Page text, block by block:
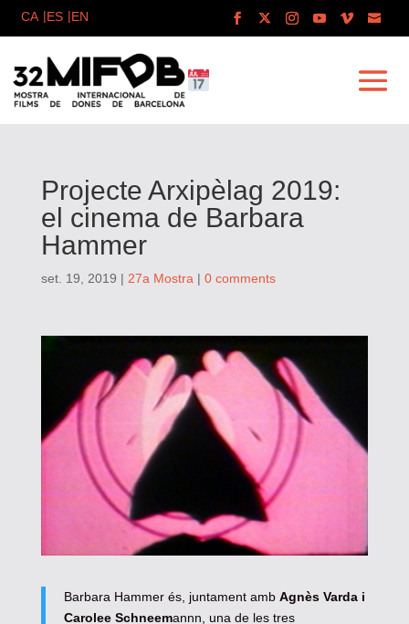
Projecte Arxipèlag 2019:
el cinema de Barbara
Hammer
set. 19, 2019 | 27a Mostra | 0 comments
Barbara Hammer és, juntament amb Agnès Varda i
Carolee Schneemannn, una de les tres